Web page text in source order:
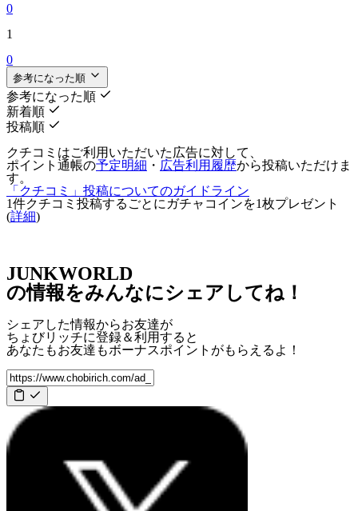
0
1
0
参考になった順
参考になった順
新着順
投稿順
クチコミはご利用いただいた広告に対して、
ポイント通帳の予定明細 ・ 広告利用履歴から投稿いただけま
す。
「クチコミ」投稿についてのガイドライン
1件クチコミ投稿するごとに ガチャコインを1枚プレゼント
(詳細)
JUNKWORLD
の情報をみんなにシェアしてね！
シェアした情報からお友達が
ちょびリッチに登録＆利用すると
あなたもお友達もボーナスポイント がもらえるよ！